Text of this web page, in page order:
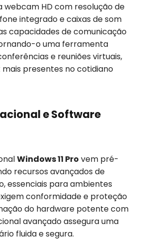
webcam HD com resolução de
integrado e caixas de som
capacidades de comunicação
o uma ferramenta
e reuniões virtuais,
presentes no cotidiano
e Software
Windows 11 Pro vem pré-
recursos avançados de
essenciais para ambientes
conformidade e proteção
do hardware potente com
avançado assegura uma
fluida e segura.